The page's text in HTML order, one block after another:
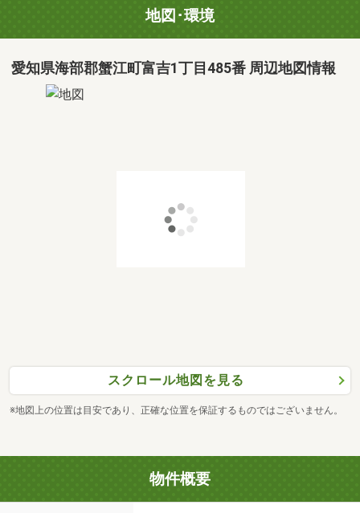
地図･環境
愛知県海部郡蟹江町富吉1丁目485番 周辺地図情報
スクロール地図を見る
※地図上の位置は目安であり、正確な位置を保証するものではございません。
物件概要